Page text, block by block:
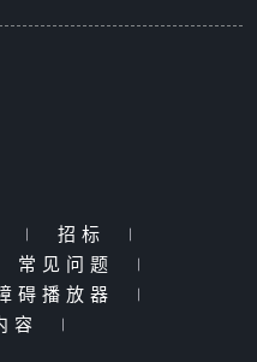
| 招标
|
常见问题
|
碍播放器
|
容
|